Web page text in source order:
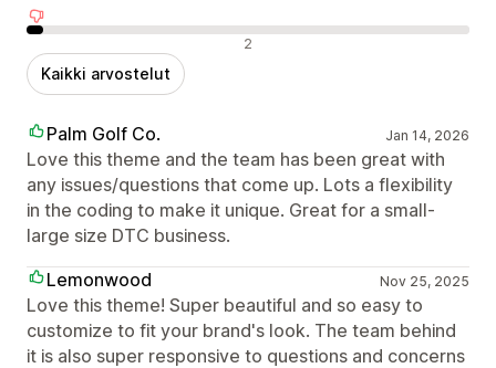
Negatiiviset arvostelut 2
Kaikki arvostelut
Palm Golf Co. Jan 14, 2026
Love this theme and the team has been great with
any issues/questions that come up. Lots a flexibility
in the coding to make it unique. Great for a small-
large size DTC business.
Lemonwood
Nov 25, 2025
Love this theme! Super beautiful and so easy to
customize to fit your brand's look. The team behind
it is also super responsive to questions and concerns